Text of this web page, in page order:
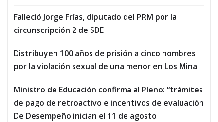
Falleció Jorge Frías, diputado del PRM por la
circunscripción 2 de SDE
Distribuyen 100 años de prisión a cinco hombres
por la violación sexual de una menor en Los Mina
Ministro de Educación confirma al Pleno: “trámites
de pago de retroactivo e incentivos de evaluación
De Desempeño inician el 11 de agosto